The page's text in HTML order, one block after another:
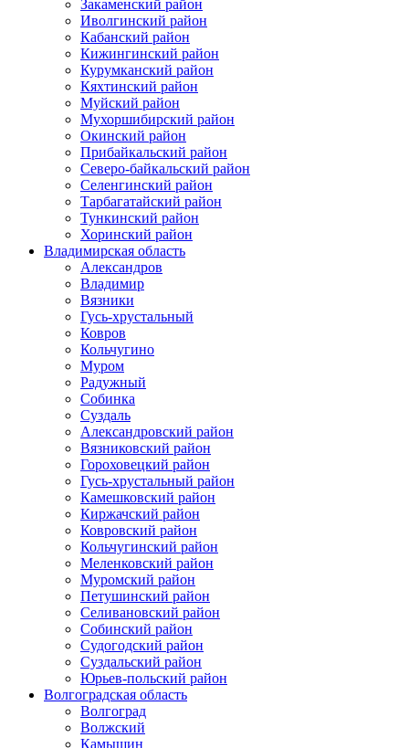
Закаменский район
Иволгинский район
Кабанский район
Кижингинский район
Курумканский район
Кяхтинский район
Муйский район
Мухоршибирский район
Окинский район
Прибайкальский район
Северо-байкальский район
Селенгинский район
Тарбагатайский район
Тункинский район
Хоринский район
Владимирская область
Александров
Владимир
Вязники
Гусь-хрустальный
Ковров
Кольчугино
Муром
Радужный
Собинка
Суздаль
Александровский район
Вязниковский район
Гороховецкий район
Гусь-хрустальный район
Камешковский район
Киржачский район
Ковровский район
Кольчугинский район
Меленковский район
Муромский район
Петушинский район
Селивановский район
Собинский район
Судогодский район
Суздальский район
Юрьев-польский район
Волгоградская область
Волгоград
Волжский
Камышин